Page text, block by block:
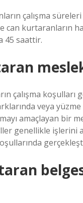
çalışma süreleri
can kurtaranların
45 saattir.
çalışma koşulları
veya yüzme
amaçlayan bir
genellikle işlerini